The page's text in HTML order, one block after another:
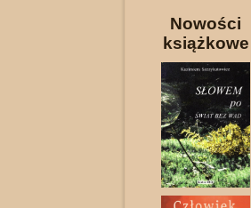
Nowości
książkowe